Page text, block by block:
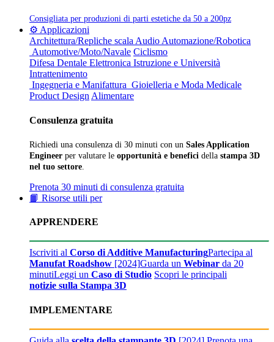
Consigliata per produzioni di parti estetiche da 50 a 200pz
⚙️ Applicazioni
Architettura/Repliche scala Audio Automazione/Robotica
Automotive/Moto/Navale Ciclismo
Difesa Dentale Elettronica Istruzione e Università
Intrattenimento
Ingegneria e Manifattura Gioielleria e Moda Medicale
Product Design Alimentare
Consulenza gratuita
Richiedi una consulenza di 30 minuti con un Sales Application
Engineer per valutare le opportunità e benefici della stampa 3D
nel tuo settore
Prenota 30 minuti di consulenza gratuita
📙 Risorse utili per
APPRENDERE
Iscriviti al Corso di Additive ManufacturingPartecipa al
Manufat Roadshow [2024]Guarda un Webinar da 20
minutiLeggi un Caso di Studio Scopri le principali
notizie sulla Stampa 3D
IMPLEMENTARE